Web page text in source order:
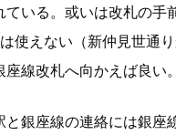
ている。或いは改札の手
使えない（新仲見世通
座線改札へ向かえば良い
と銀座線の連絡には銀座